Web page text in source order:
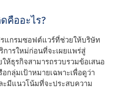
คืออะไร?
แกรมซอฟต์แวร์ที่ช่วยให้บริษัท
ารใหม่ก่อนที่จะเผยแพร่สู่
ห้ธุรกิจสามารถรวบรวมข้อเสนอ
กลุ่มเป้าหมายเฉพาะเพื่อดูว่า
ะมีแนวโน้มที่จะประสบความ